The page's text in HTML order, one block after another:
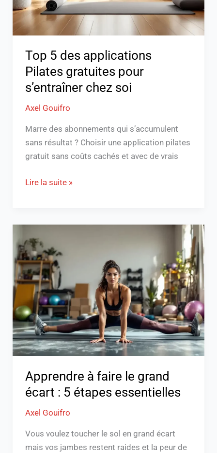
Top 5 des applications
Pilates gratuites pour
s’entraîner chez soi
Axel Gouifro
Marre des abonnements qui s’accumulent
sans résultat ? Choisir une application pilates
gratuit sans coûts cachés et avec de vrais
s’entraîner
chez
Lire la suite »
Apprendre à faire le grand
écart : 5 étapes essentielles
Axel Gouifro
Vous voulez toucher le sol en grand écart
mais vos jambes restent raides et la peur de
à
faire
le
grand
écart
:
5
étapes
essentielles